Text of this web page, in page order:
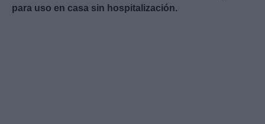
para uso en casa sin hospitalización.